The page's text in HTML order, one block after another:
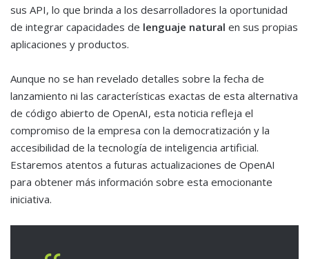
sus API, lo que brinda a los desarrolladores la oportunidad
de integrar capacidades de lenguaje natural en sus propias
aplicaciones y productos.
Aunque no se han revelado detalles sobre la fecha de
lanzamiento ni las características exactas de esta alternativa
de código abierto de OpenAI, esta noticia refleja el
compromiso de la empresa con la democratización y la
accesibilidad de la tecnología de inteligencia artificial.
Estaremos atentos a futuras actualizaciones de OpenAI
para obtener más información sobre esta emocionante
iniciativa.